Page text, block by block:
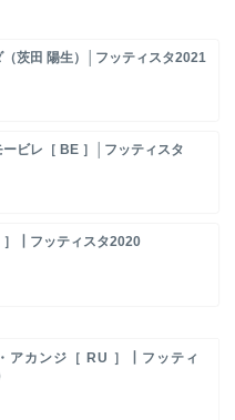
（茨田 陽生）│フッティスタ2021
ビレ［ BE ］│フッティスタ
］┃フッティスタ2020
アカンジ［ RU ］┃フッティ